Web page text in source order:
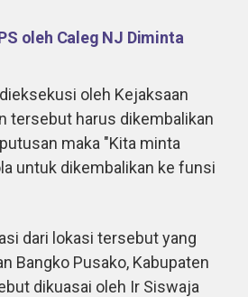
oleh Caleg NJ Diminta
oleh Kejaksaan
tersebut harus dikembalikan
maka "Kita minta
untuk dikembalikan ke funsi
dari lokasi tersebut yang
Bangko Pusako, Kabupaten
dikuasai oleh Ir Siswaja